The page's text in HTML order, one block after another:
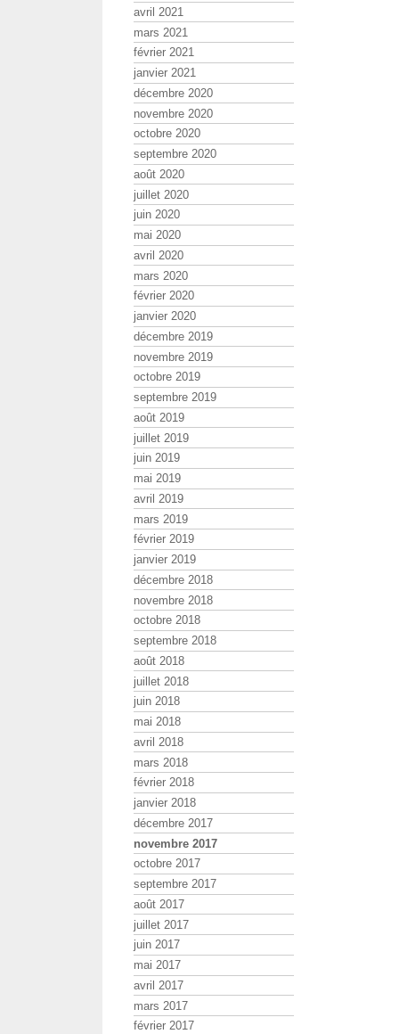
avril 2021
mars 2021
février 2021
janvier 2021
décembre 2020
novembre 2020
octobre 2020
septembre 2020
août 2020
juillet 2020
juin 2020
mai 2020
avril 2020
mars 2020
février 2020
janvier 2020
décembre 2019
novembre 2019
octobre 2019
septembre 2019
août 2019
juillet 2019
juin 2019
mai 2019
avril 2019
mars 2019
février 2019
janvier 2019
décembre 2018
novembre 2018
octobre 2018
septembre 2018
août 2018
juillet 2018
juin 2018
mai 2018
avril 2018
mars 2018
février 2018
janvier 2018
décembre 2017
novembre 2017
octobre 2017
septembre 2017
août 2017
juillet 2017
juin 2017
mai 2017
avril 2017
mars 2017
février 2017